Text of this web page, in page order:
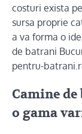
costuri exista
sursa proprie
a va forma o
de batrani
pentru-
Camine
o gama